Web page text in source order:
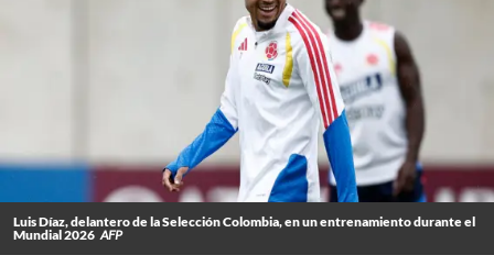
Luis Díaz, delantero de la Selección Colombia, en un entrenamiento durante el
Mundial 2026 AFP